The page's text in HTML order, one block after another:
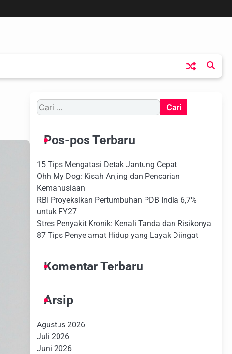
Cari
untuk:
Pos-pos Terbaru
15 Tips Mengatasi Detak Jantung Cepat
Ohh My Dog: Kisah Anjing dan Pencarian
Kemanusiaan
RBI Proyeksikan Pertumbuhan PDB India 6,7%
untuk FY27
Stres Penyakit Kronik: Kenali Tanda dan Risikonya
87 Tips Penyelamat Hidup yang Layak Diingat
Komentar Terbaru
Arsip
Agustus 2026
Juli 2026
Juni 2026